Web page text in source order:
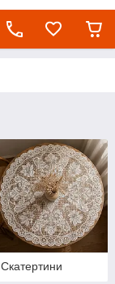
Скатертини